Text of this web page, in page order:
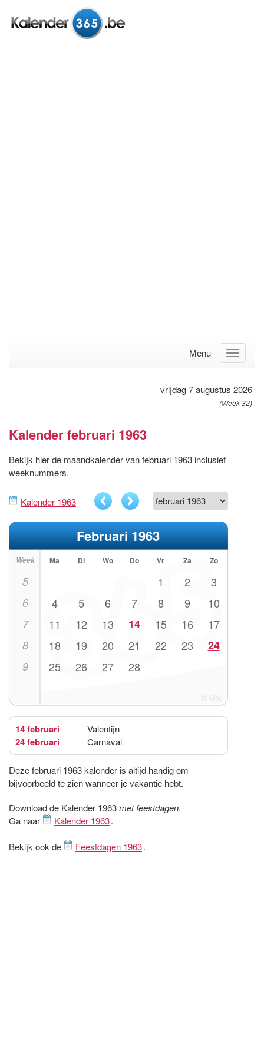
Menu
vrijdag 7 augustus 2026
(Week 32)
Kalender februari 1963
Bekijk hier de maandkalender van februari 1963 inclusief
weeknummers.
Kalender 1963
Februari 1963
Week Ma Di Wo Do Vr Za Zo
5 1 2 3
6 4 5 6 7 8 9 10
7 11 12 13 14 15 16 17
8 18 19 20 21 22 23 24
9 25 26 27 28
14 februari Valentijn
24 februari Carnaval
Deze februari 1963 kalender is altijd handig om
bijvoorbeeld te zien wanneer je vakantie hebt.
Download de Kalender 1963met feestdagen.
Ga naar
Kalender 1963.
Bekijk ook de Feestdagen 1963.